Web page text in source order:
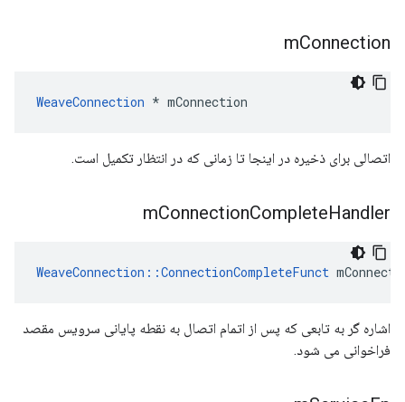
mConnection
WeaveConnection * mConnection
اتصالی برای ذخیره در اینجا تا زمانی که در انتظار تکمیل است.
mConnectionCompleteHandler
WeaveConnection::ConnectionCompleteFunct
اشاره گر به تابعی که پس از اتمام اتصال به نقطه پایانی سرویس مقصد
فراخوانی می شود.